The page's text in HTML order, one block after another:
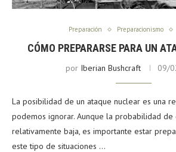
Preparación Preparacionismo
CÓMO PREPARARSE PARA UN
por Iberian Bushcraft 09/
La posibilidad de un ataque nuclear es una
podemos ignorar. Aunque la probabilidad de
relativamente baja, es importante estar
este tipo de situaciones …